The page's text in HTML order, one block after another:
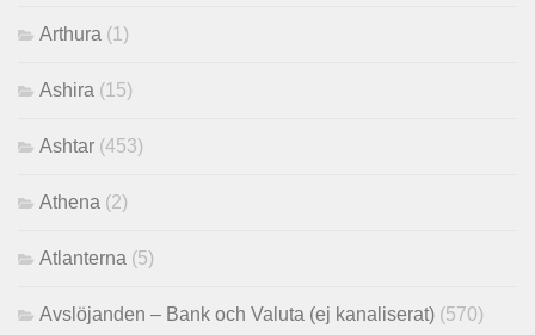
Arthura (1)
Ashira (15)
Ashtar (453)
Athena (2)
Atlanterna (5)
Avslöjanden – Bank och Valuta (ej kanaliserat) (570)